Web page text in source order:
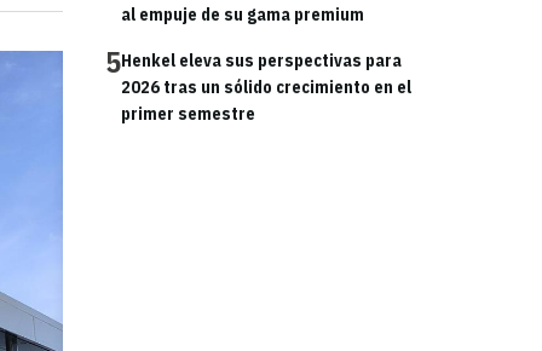
al empuje de su gama premium
5Henkel eleva sus perspectivas para
2026 tras un sólido crecimiento en el
primer semestre